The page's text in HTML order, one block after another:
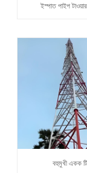
ইস্পাত পাইপ
বহুমুখী একক